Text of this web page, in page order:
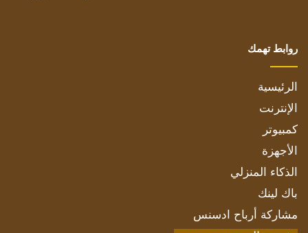
روابط تهمك
الرئيسية
الإنترنت
كمبيوتر
الأجهزة
الذكاء المنزلي
باك لينك
مشاركة أرباح ادسنس